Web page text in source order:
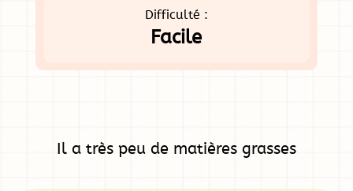
Difficulté :
Facile
Il a très peu de matières grasses